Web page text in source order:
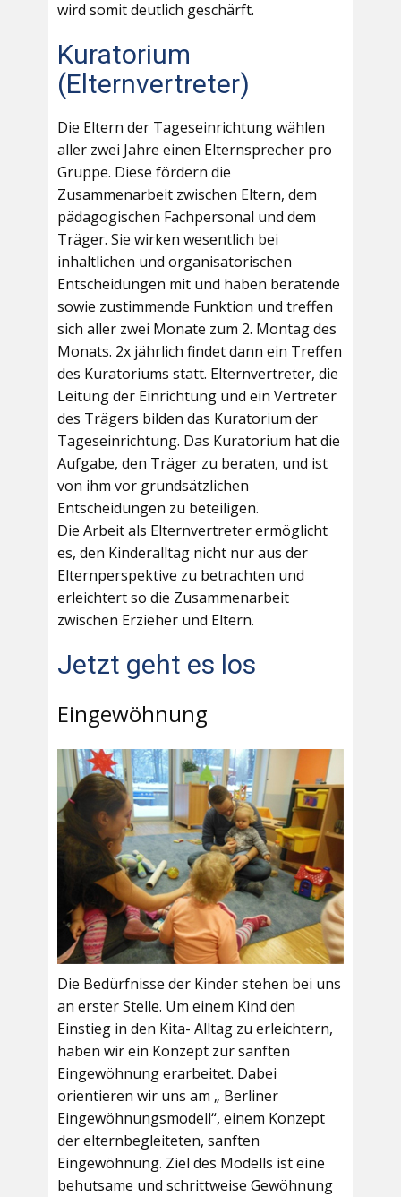
wird somit deutlich geschärft.
Kuratorium
(Elternvertreter)
Die Eltern der Tageseinrichtung wählen
aller zwei Jahre einen Elternsprecher pro
Gruppe. Diese fördern die
Zusammenarbeit zwischen Eltern, dem
pädagogischen Fachpersonal und dem
Träger. Sie wirken wesentlich bei
inhaltlichen und organisatorischen
Entscheidungen mit und haben beratende
sowie zustimmende Funktion und treffen
sich aller zwei Monate zum 2. Montag des
Monats. 2x jährlich findet dann ein Treffen
des Kuratoriums statt. Elternvertreter, die
Leitung der Einrichtung und ein Vertreter
des Trägers bilden das Kuratorium der
Tageseinrichtung. Das Kuratorium hat die
Aufgabe, den Träger zu beraten, und ist
von ihm vor grundsätzlichen
Entscheidungen zu beteiligen.
Die Arbeit als Elternvertreter ermöglicht
es, den Kinderalltag nicht nur aus der
Elternperspektive zu betrachten und
erleichtert so die Zusammenarbeit
zwischen Erzieher und Eltern.
Jetzt geht es los
Eingewöhnung
Die Bedürfnisse der Kinder stehen bei uns
an erster Stelle. Um einem Kind den
Einstieg in den Kita- Alltag zu erleichtern,
haben wir ein Konzept zur sanften
Eingewöhnung erarbeitet. Dabei
orientieren wir uns am „ Berliner
Eingewöhnungsmodell“, einem Konzept
der elternbegleiteten, sanften
Eingewöhnung. Ziel des Modells ist eine
behutsame und schrittweise Gewöhnung